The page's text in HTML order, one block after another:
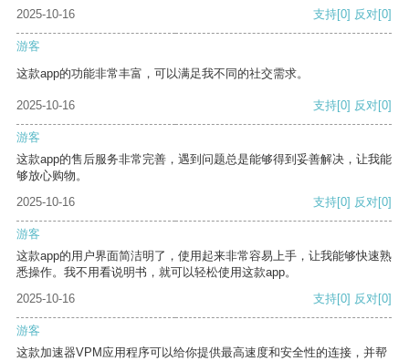
2025-10-16 支持[0] 反对[0]
游客
这款app的功能非常丰富，可以满足我不同的社交需求。
2025-10-16 支持[0] 反对[0]
游客
这款app的售后服务非常完善，遇到问题总是能够得到妥善解决，让我能
够放心购物。
2025-10-16
支持[0] 反对[0]
游客
这款app的用户界面简洁明了，使用起来非常容易上手，让我能够快速熟
悉操作。我不用看说明书，就可以轻松使用这款app。
2025-10-16
支持[0] 反对[0]
游客
这款加速器VPM应用程序可以给你提供最高速度和安全性的连接，并帮